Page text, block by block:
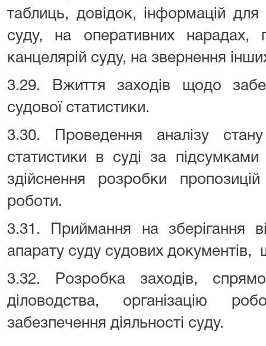
таблиць, довідок, інформацій для
суду, на оперативних нарадах,
канцелярій суду, на звернення
3.29. Вжиття заходів щодо
судової статистики.
3.30. Проведення аналізу
статистики в суді за підсумками
здійснення розробки
роботи.
3.31. Приймання на зберігання
апарату суду судових документів,
3.32. Розробка заходів,
діловодства, організацію
забезпечення діяльності суду.